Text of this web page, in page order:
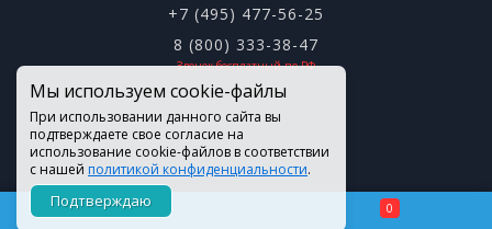
+7 (495) 477-56-25
8 (800) 333-38-47
Звонок бесплатный по РФ
Мы используем cookie-файлы
При использовании данного сайта вы
подтверждаете свое согласие на
использование cookie-файлов в соответствии
с нашей политикой конфиденциальности.
Подтверждаю 0